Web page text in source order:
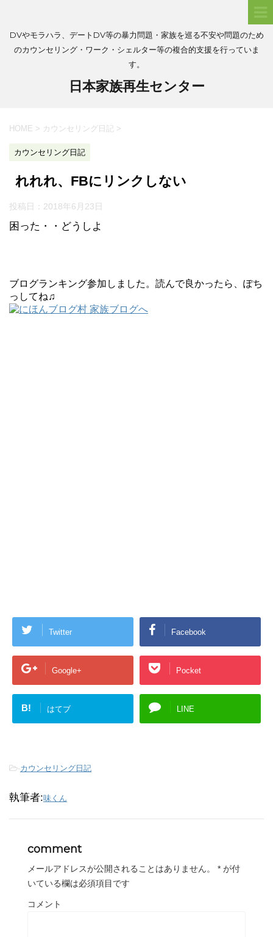
DVやモラハラ、デートDV等の暴力問題・家族を巡る不安や問題のため
のカウンセリング・ワーク・シェルター等の複合的支援を行っていま
す。
日本家族再生センター
HOME > カウンセリング日記 >
カウンセリング日記
れれれ、FBにリンクしない
投稿日： 2018年6月23日
困った・・どうしよ
ブログランキング参加しました。読んで良かったら、ぽち
っしてね♫
Twitter Facebook
Google+ Pocket
B! はてブ LINE
-カウンセリング日記
執筆者:味くん
comment
メールアドレスが公開されることはありません。 * が付
いている欄は必須項目です
コメント